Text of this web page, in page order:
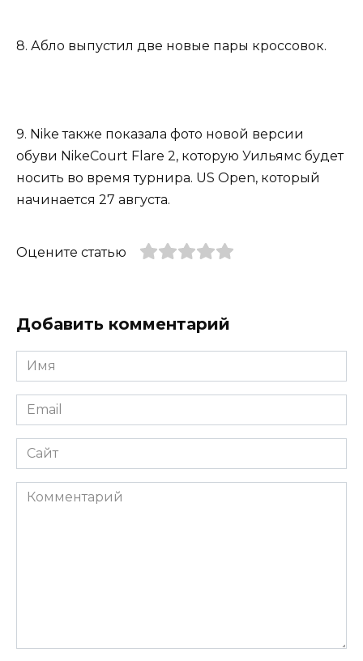
8. Абло выпустил две новые пары кроссовок.
9. Nike также показала фото новой версии
обуви NikeCourt Flare 2, которую Уильямс будет
носить во время турнира. US Open, который
начинается 27 августа.
Оцените статью
Добавить комментарий
Имя
*
Email
*
Сайт
Комментарий